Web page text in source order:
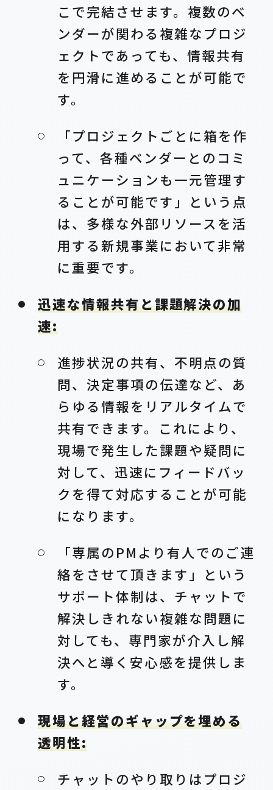
こで完結させます。複数のベ
ンダーが関わる複雑なプロジ
ェクトであっても、情報共有
を円滑に進めることが可能で
す。
「プロジェクトごとに箱を作
って、各種ベンダーとのコミ
ュニケーションも一元管理す
ることが可能です」という点
は、多様な外部リソースを活
用する新規事業において非常
に重要です。
迅速な情報共有と課題解決の加
速:
進捗状況の共有、不明点の質
問、決定事項の伝達など、あ
らゆる情報をリアルタイムで
共有できます。これにより、
現場で発生した課題や疑問に
対して、迅速にフィードバッ
クを得て対応することが可能
になります。
「専属のPMより有人でのご連
絡をさせて頂きます」という
サポート体制は、チャットで
解決しきれない複雑な問題に
対しても、専門家が介入し解
決へと導く安心感を提供しま
す。
現場と経営のギャップを埋める
透明性:
チャットのやり取りはプロジ